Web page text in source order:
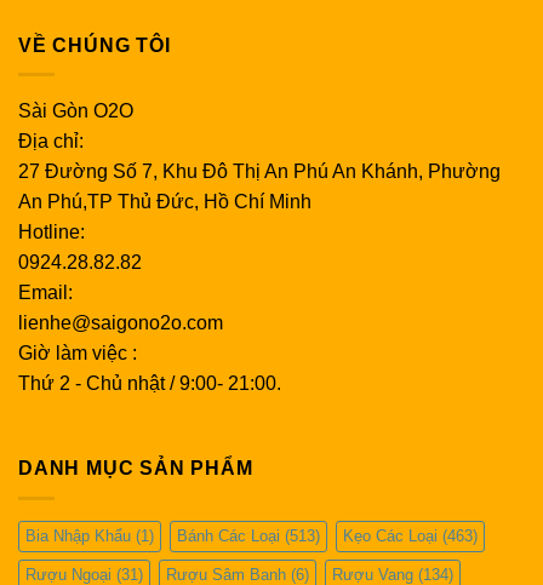
VỀ CHÚNG TÔI
Sài Gòn O2O
Địa chỉ:
27 Đường Số 7, Khu Đô Thị An Phú An Khánh, Phường
An Phú,TP Thủ Đức, Hồ Chí Minh
Hotline:
0924.28.82.82
Email:
lienhe@saigono2o.com
Giờ làm việc :
Thứ 2 - Chủ nhật / 9:00- 21:00.
DANH MỤC SẢN PHẨM
Bia Nhập Khẩu (1) Bánh Các Loại (513) Kẹo Các Loại (463)
Rượu Ngoại (31) Rượu Sâm Banh (6) Rượu Vang (134)